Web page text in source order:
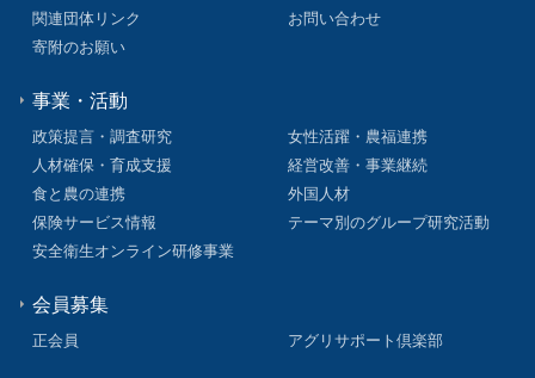
関連団体リンク
お問い合わせ
寄附のお願い
事業・活動
政策提言・調査研究
女性活躍・農福連携
人材確保・育成支援
経営改善・事業継続
食と農の連携
外国人材
保険サービス情報
テーマ別のグループ研究活動
安全衛生オンライン研修事業
会員募集
正会員 アグリサポート倶楽部